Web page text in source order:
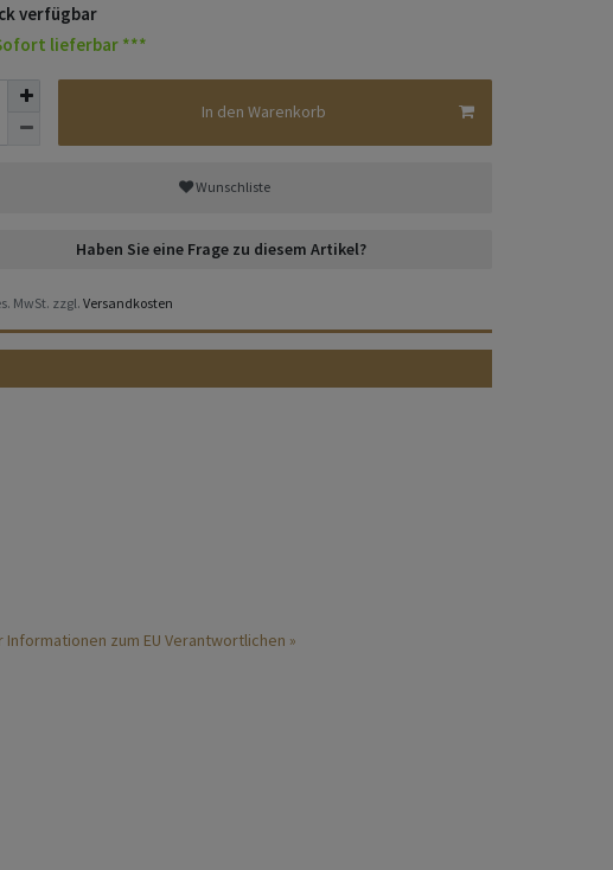
verfügbar
lieferbar ***
In den Warenkorb
Wunschliste
Haben Sie eine Frage zu diesem Artikel?
MwSt. zzgl.Versandkosten
Informationen zum EU Verantwortlichen »